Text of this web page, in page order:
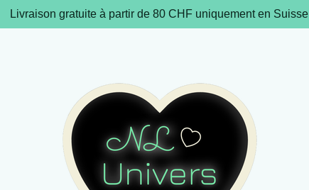
Livraison gratuite à partir de 80 CHF uniquement en Suisse